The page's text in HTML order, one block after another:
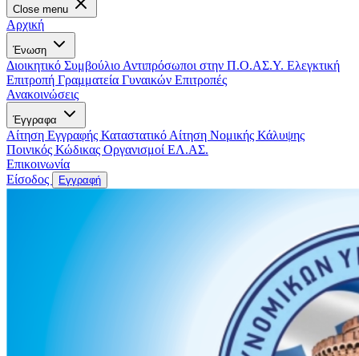
Close menu
Αρχική
Ένωση
Διοικητικό Συμβούλιο Αντιπρόσωποι στην Π.Ο.ΑΣ.Υ. Ελεγκτική
Επιτροπή Γραμματεία Γυναικών Επιτροπές
Ανακοινώσεις
Έγγραφα
Αίτηση Εγγραφής Καταστατικό Αίτηση Νομικής Κάλυψης
Ποινικός Κώδικας Οργανισμοί ΕΛ.ΑΣ.
Επικοινωνία
Είσοδος
Εγγραφή